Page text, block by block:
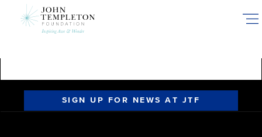
SIGN UP FOR NEWS AT JTF